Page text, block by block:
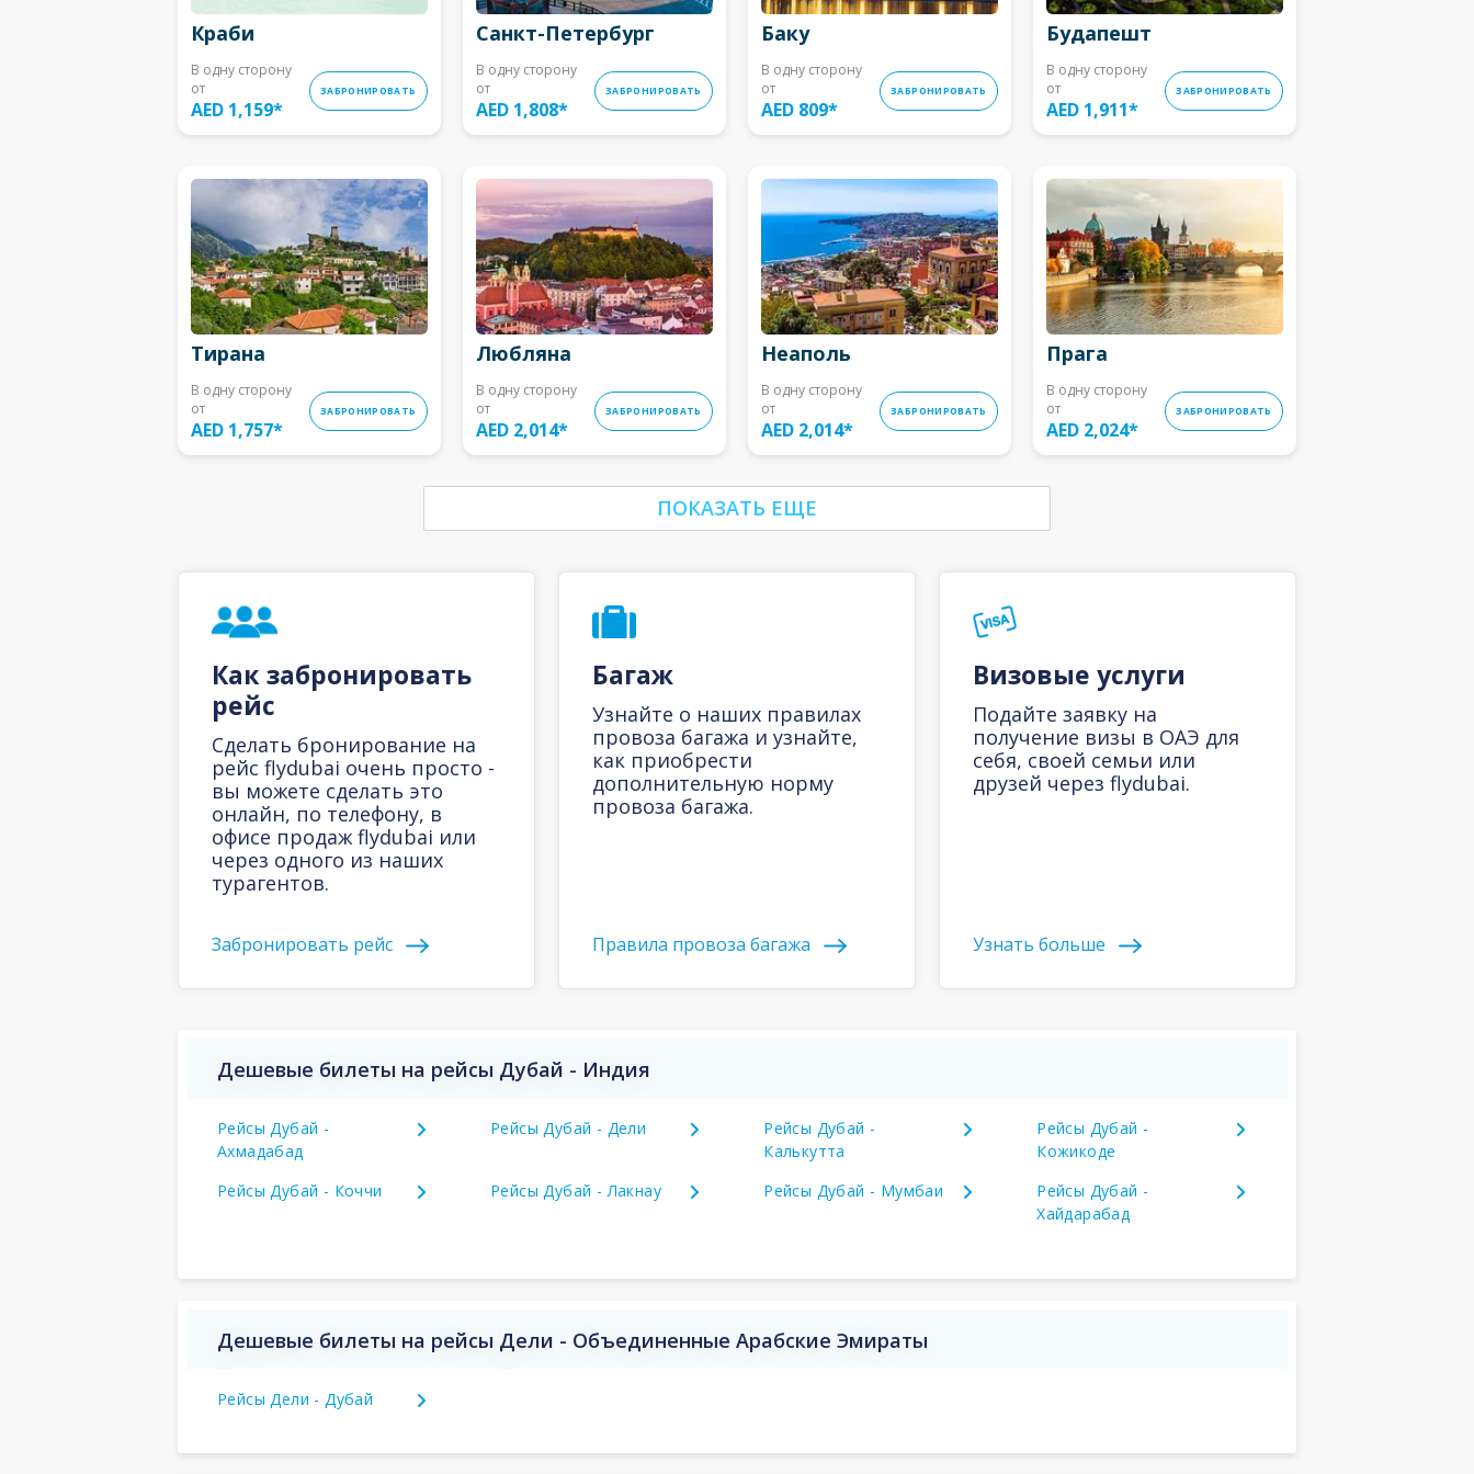
Краби
В одну сторону
от
AED 1,159*
ЗАБРОНИРОВАТЬ
Санкт-Петербург
В одну сторону
от
AED 1,808*
ЗАБРОНИРОВАТЬ
Баку
В одну сторону
от
AED 809*
ЗАБРОНИРОВАТЬ
Будапешт
В одну сторону
от
AED 1,911*
ЗАБРОНИРОВАТЬ
Тирана
В одну сторону
от
AED 1,757*
ЗАБРОНИРОВАТЬ
Любляна
В одну сторону
от
AED 2,014*
ЗАБРОНИРОВАТЬ
Неаполь
В одну сторону
от
AED 2,014*
ЗАБРОНИРОВАТЬ
Прага
В одну сторону
от
AED 2,024*
ЗАБРОНИРОВАТЬ
ПОКАЗАТЬ ЕЩЕ
Как забронировать
рейс
Сделать бронирование на
рейс flydubai очень просто -
вы можете сделать это
онлайн, по телефону, в
офисе продаж flydubai или
через одного из наших
турагентов.
Забронировать рейс
Багаж
Узнайте о наших правилах
провоза багажа и узнайте,
как приобрести
дополнительную норму
провоза багажа.
Правила провоза багажа
Визовые услуги
Подайте заявку на
получение визы в ОАЭ для
себя, своей семьи или
друзей через flydubai.
Узнать больше
Дешевые билеты на рейсы Дубай - Индия
Рейсы Дубай -
Ахмадабад
Рейсы Дубай - Дели
Рейсы Дубай -
Калькутта
Рейсы Дубай -
Кожикоде
Рейсы Дубай - Коччи
Рейсы Дубай - Лакнау Рейсы Дубай - Мумбаи
Рейсы Дубай -
Хайдарабад
Дешевые билеты на рейсы Дели - Объединенные Арабские Эмираты
Рейсы Дели - Дубай